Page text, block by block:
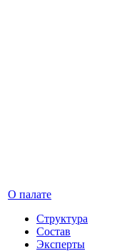
О палате
Структура
Состав
Эксперты